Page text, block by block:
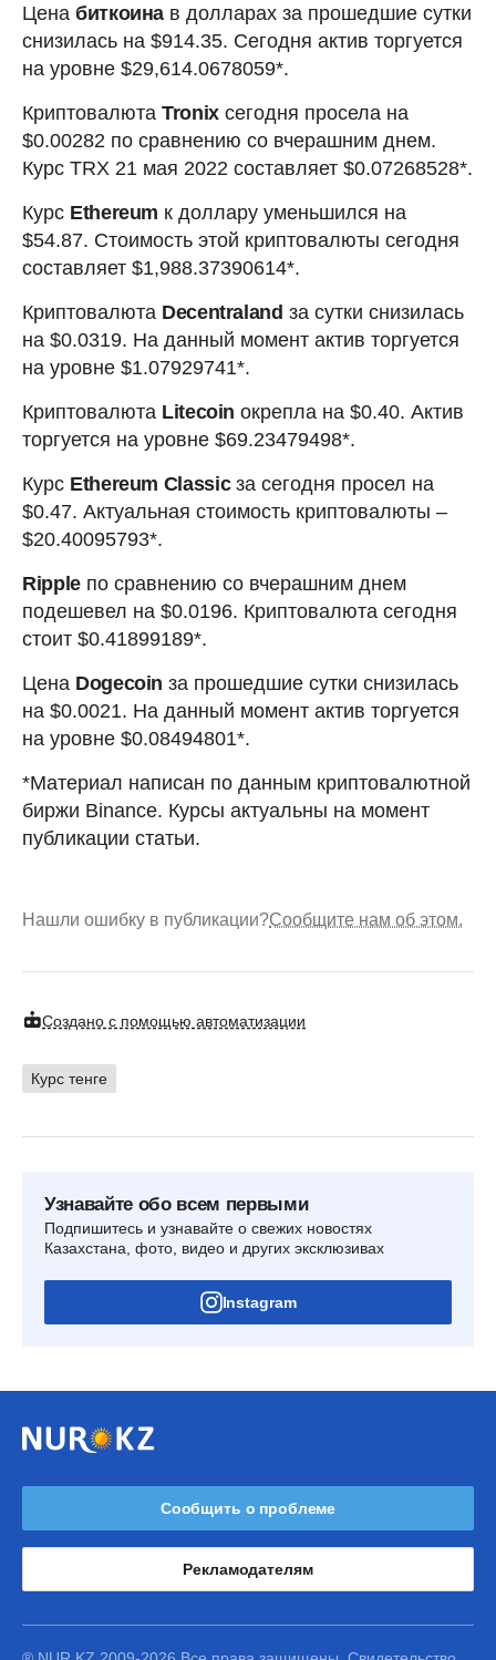
Цена биткоина в долларах за прошедшие сутки
снизилась на $914.35. Сегодня актив торгуется
на уровне $29,614.0678059*.
Криптовалюта Tronixсегодня просела на
$0.00282 по сравнению со вчерашним днем.
Курс TRX 21 мая 2022 составляет $0.07268528*.
Курс Ethereum к доллару уменьшился на
$54.87. Стоимость этой криптовалюты сегодня
составляет $1,988.37390614*.
Криптовалюта Decentraland за сутки снизилась
на $0.0319. На данный момент актив торгуется
на уровне $1.07929741*.
Криптовалюта Litecoin окрепла на $0.40. Актив
торгуется на уровне $69.23479498*.
Курс Ethereum Classicза сегодня просел на
$0.47. Актуальная стоимость криптовалюты –
$20.40095793*.
Rippleпо сравнению со вчерашним днем
подешевел на $0.0196. Криптовалюта сегодня
стоит $0.41899189*.
Цена Dogecoin за прошедшие сутки снизилась
на $0.0021. На данный момент актив торгуется
на уровне $0.08494801*.
*Материал написан по данным криптовалютной
биржи Binance. Курсы актуальны на момент
публикации статьи.
Нашли ошибку в публикации?Сообщите нам об этом.
Создано с помощью автоматизации
Курс тенге
Узнавайте обо всем первыми
Подпишитесь и узнавайте о свежих новостях
Казахстана, фото, видео и других эксклюзивах
Instagram
Сообщить о проблеме
Рекламодателям